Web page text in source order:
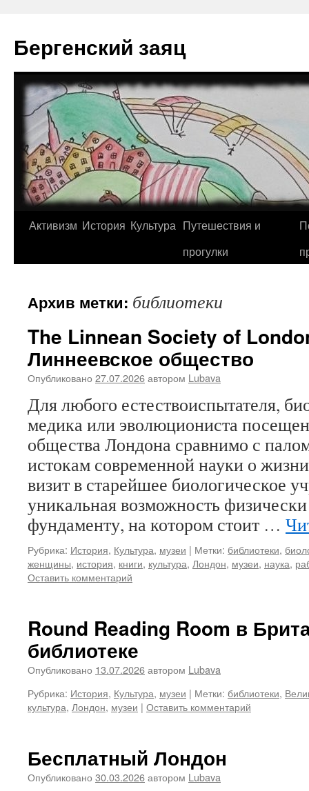
содержимому
Бергенский заяц
Активизм История Культура Путешествия и
прогулки
Архив метки: библиотеки
The Linnean Society of
Линнеевское общество
Опубликовано 27.07.2026автором Lubava
Для любого естествоиспытателя,
медика или эволюциониста
общества Лондона сравнимо с
истокам современной науки о
визит в старейшее биологическое
уникальная возможность
фундаменту, на котором стоит …
Рубрика: История, Культура, музеи | Метки: библиотеки,
женщины, история, книги, культура, Лондон, музеи, наука,
Оставить комментарий
Round Reading Room в
библиотеке
Опубликовано 13.07.2026автором Lubava
Рубрика: История, Культура, музеи | Метки: библиотеки,
культура, Лондон, музеи | Оставить комментарий
Бесплатный Лондон
Опубликовано 30.03.2026автором Lubava